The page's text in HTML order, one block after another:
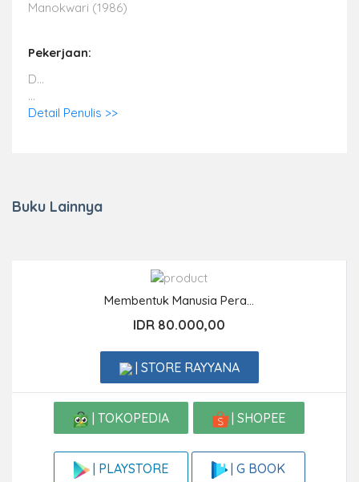
Manokwari (1986)
Pekerjaan:
D...
...
Detail Penulis >>
Buku Lainnya
Membentuk Manusia Pera...
IDR 80.000,00
| STORE RAYYANA
| TOKOPEDIA | SHOPEE
| PLAYSTORE | G BOOK